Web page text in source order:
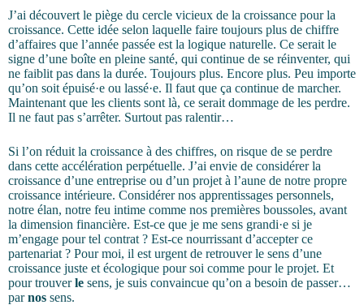
J’ai découvert le piège du cercle vicieux de la croissance pour la
croissance. Cette idée selon laquelle faire toujours plus de chiffre
d’affaires que l’année passée est la logique naturelle. Ce serait le
signe d’une boîte en pleine santé, qui continue de se réinventer, qui
ne faiblit pas dans la durée. Toujours plus. Encore plus. Peu importe
qu’on soit épuisé·e ou lassé·e. Il faut que ça continue de marcher.
Maintenant que les clients sont là, ce serait dommage de les perdre.
Il ne faut pas s’arrêter. Surtout pas ralentir…
Si l’on réduit la croissance à des chiffres, on risque de se perdre
dans cette accélération perpétuelle. J’ai envie de considérer la
croissance d’une entreprise ou d’un projet à l’aune de notre propre
croissance intérieure. Considérer nos apprentissages personnels,
notre élan, notre feu intime comme nos premières boussoles, avant
la dimension financière. Est-ce que je me sens grandi·e si je
m’engage pour tel contrat ? Est-ce nourrissant d’accepter ce
partenariat ? Pour moi, il est urgent de retrouver le sens d’une
croissance juste et écologique pour soi comme pour le projet. Et
pour trouverle sens, je suis convaincue qu’on a besoin de passer…
parnos sens.